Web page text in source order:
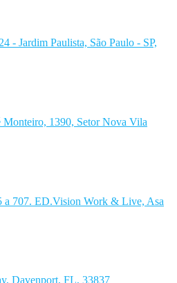
- Jardim Paulista, São Paulo - SP,
Monteiro, 1390, Setor Nova Vila
a 707. ED.Vision Work & Live, Asa
Davenport, FL, 33837